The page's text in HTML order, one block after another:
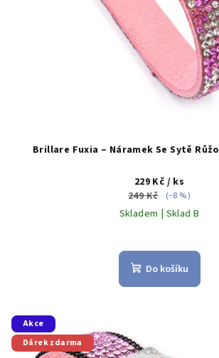
Brillare Fuxia – Náramek Se Sytě
229 Kč / ks
249 Kč
(–8 %)
Skladem | Sklad B
Do košíku
Akce
Dárek zdarma